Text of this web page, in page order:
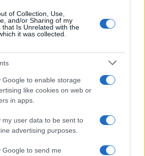
of Collection, Use,
and/or Sharing of my
that Is Unrelated with the
it was collected.
Google to enable storage
like cookies on web or
in apps.
my user data to be sent to
advertising purposes.
Google to send me
n
te
re
st
h
at
s
A
p
h
a
re
Articolo precedente
articolo
musica e solidarietà con Avis Olbia al
Olbia 9 agosto, temperature in calo